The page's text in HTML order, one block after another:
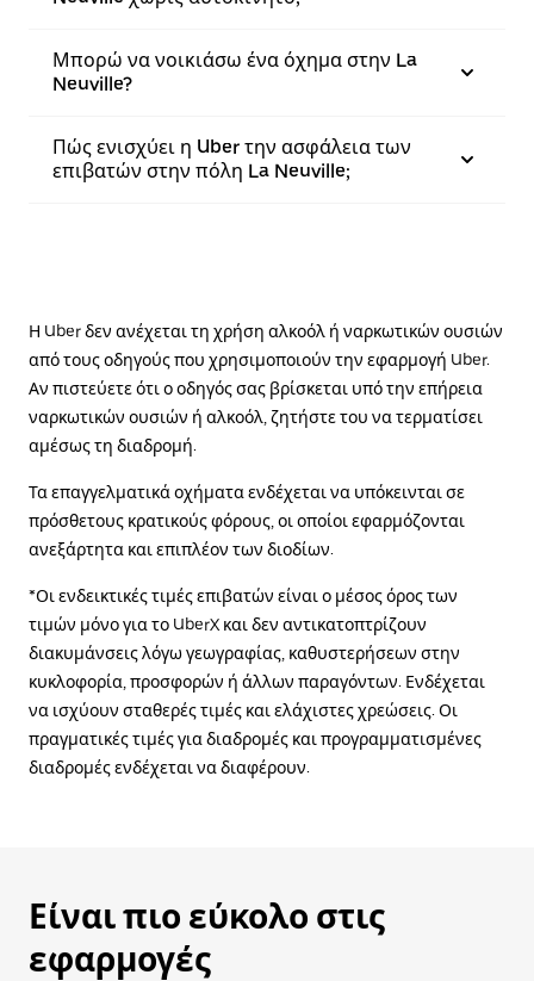
Μπορώ να νοικιάσω ένα όχημα στην La
Neuville?
Πώς ενισχύει η Uber την ασφάλεια των
επιβατών στην πόλη La Neuville;
Η Uber δεν ανέχεται τη χρήση αλκοόλ ή ναρκωτικών ουσιών
από τους οδηγούς που χρησιμοποιούν την εφαρμογή Uber.
Αν πιστεύετε ότι ο οδηγός σας βρίσκεται υπό την επήρεια
ναρκωτικών ουσιών ή αλκοόλ, ζητήστε του να τερματίσει
αμέσως τη διαδρομή.
Τα επαγγελματικά οχήματα ενδέχεται να υπόκεινται σε
πρόσθετους κρατικούς φόρους, οι οποίοι εφαρμόζονται
ανεξάρτητα και επιπλέον των διοδίων.
*Οι ενδεικτικές τιμές επιβατών είναι ο μέσος όρος των
τιμών μόνο για το UberX και δεν αντικατοπτρίζουν
διακυμάνσεις λόγω γεωγραφίας, καθυστερήσεων στην
κυκλοφορία, προσφορών ή άλλων παραγόντων. Ενδέχεται
να ισχύουν σταθερές τιμές και ελάχιστες χρεώσεις. Οι
πραγματικές τιμές για διαδρομές και προγραμματισμένες
διαδρομές ενδέχεται να διαφέρουν.
Είναι πιο εύκολο στις
εφαρμογές